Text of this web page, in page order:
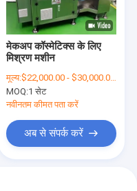
मेकअप कॉस्मेटिक्स के लिए
मिश्रण मशीन
मूल्य:$22,000.00 - $30,000.00/Sets
MOQ:1 सेट
नवीनतम कीमत पता करें
अब से संपर्क करें